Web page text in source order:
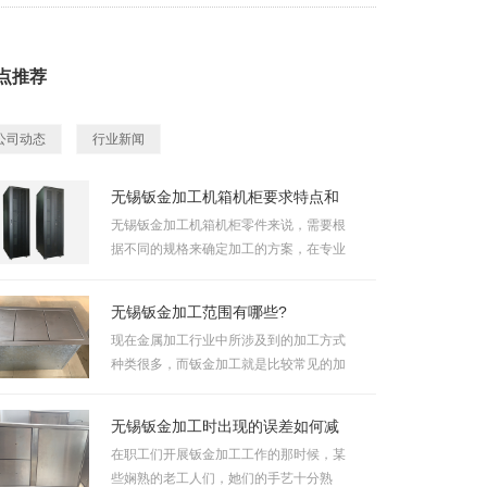
推荐
司动态 行业新闻
无锡钣金加工机箱机柜要求特点和
无锡钣金加工机箱机柜零件来说，需要根
据不同的规格来确定加工的方案，在专业
无锡钣金加工范围有哪些?
现在金属加工行业中所涉及到的加工方式
种类很多，而钣金加工就是比较常见的加
无锡钣金加工时出现的误差如何减
在职工们开展钣金加工工作的那时候，某
些娴熟的老工人们，她们的手艺十分熟